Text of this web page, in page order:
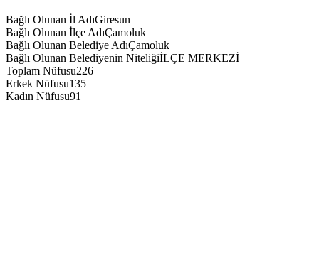
Bağlı Olunan İl AdıGiresun
Bağlı Olunan İlçe AdıÇamoluk
Bağlı Olunan Belediye AdıÇamoluk
Bağlı Olunan Belediyenin NiteliğiİLÇE MERKEZİ
Toplam Nüfusu226
Erkek Nüfusu135
Kadın Nüfusu91